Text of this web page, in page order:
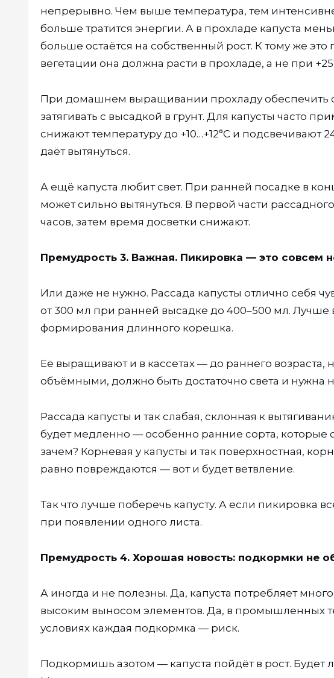
непрерывно. Чем выше температура, тем
больше тратится энергии. А в прохладе капуста
больше остаётся на собственный рост. К тому же это
вегетации она должна расти в прохладе, а не при
При домашнем выращивании прохладу обеспечить
затягивать с высадкой в грунт. Для капусты часто
снижают температуру до +10…+12°С и подсвечивают
даёт вытянуться.
А ещё капуста любит свет. При ранней посадке в
может сильно вытянуться. В первой части
часов, затем время досветки снижают.
Премудрость 3. Важная. Пикировка — это совсем
Или даже не нужно. Рассада капусты отлично себя
от 300 мл при ранней высадке до 400–500 мл. Лучше
формирования длинного корешка.
Её выращивают и в кассетах — до раннего
объёмными, должно быть достаточно света и нужна
Рассада капусты и так слабая, склонная к
будет медленно — особенно ранние сорта, которые
зачем? Корневая у капусты и так поверхностная,
равно повреждаются — вот и будет ветвление.
Так что лучше поберечь капусту. А если пикировка
при появлении одного листа.
Премудрость 4. Хорошая новость: подкормки не
А иногда и не полезны. Да, капуста потребляет
высоким выносом элементов. Да, в промышленных
условиях каждая подкормка — риск.
Подкормишь азотом — капуста пойдёт в рост. Будет